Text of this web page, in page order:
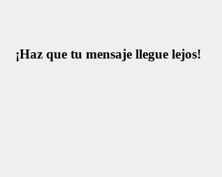
¡Haz que tu mensaje llegue lejos!